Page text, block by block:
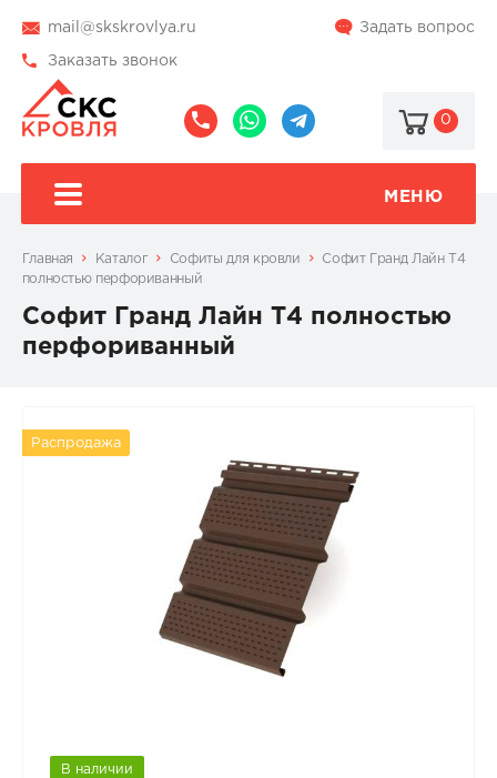
mail@skskrovlya.ru Задать вопрос
Заказать звонок
0
МЕНЮ
Главная Каталог Софиты для кровли
Cофит Гранд Лайн T4
полностью перфориванный
Cофит Гранд Лайн T4 полностью
перфориванный
Распродажа
В наличии